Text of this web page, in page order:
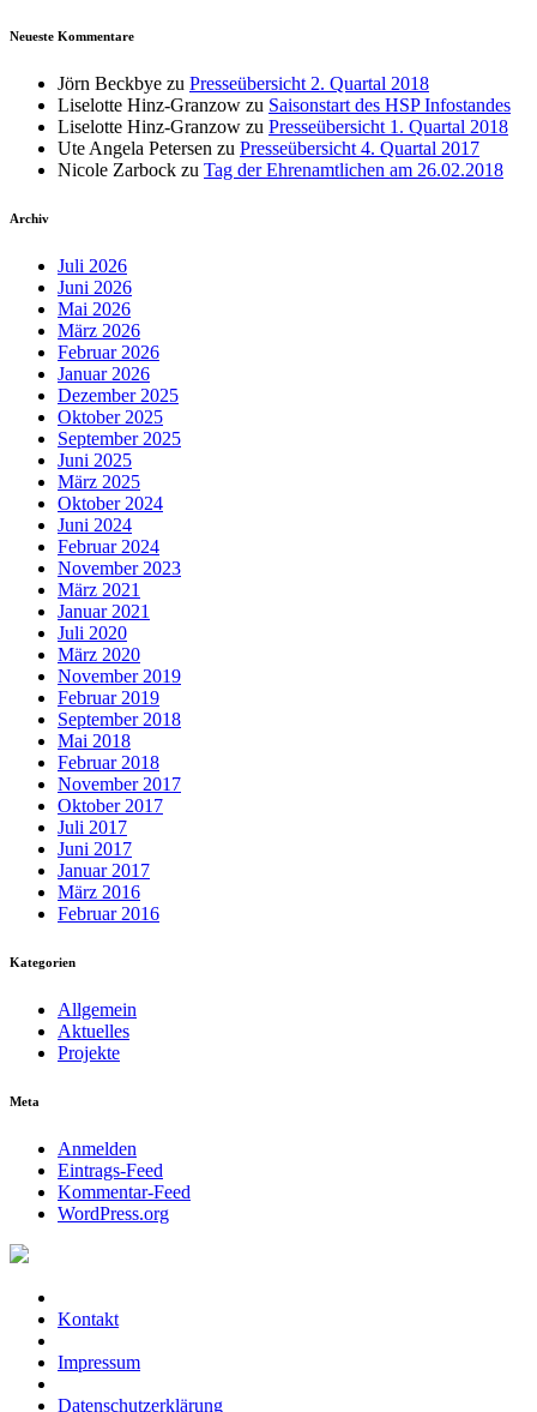
Neueste Kommentare
Jörn Beckbye zu Presseübersicht 2. Quartal 2018
Liselotte Hinz-Granzow zu Saisonstart des HSP Infostandes
Liselotte Hinz-Granzow zu Presseübersicht 1. Quartal 2018
Ute Angela Petersen zu Presseübersicht 4. Quartal 2017
Nicole Zarbock zu Tag der Ehrenamtlichen am 26.02.2018
Archiv
Juli 2026
Juni 2026
Mai 2026
März 2026
Februar 2026
Januar 2026
Dezember 2025
Oktober 2025
September 2025
Juni 2025
März 2025
Oktober 2024
Juni 2024
Februar 2024
November 2023
März 2021
Januar 2021
Juli 2020
März 2020
November 2019
Februar 2019
September 2018
Mai 2018
Februar 2018
November 2017
Oktober 2017
Juli 2017
Juni 2017
Januar 2017
März 2016
Februar 2016
Kategorien
Allgemein
Aktuelles
Projekte
Meta
Anmelden
Eintrags-Feed
Kommentar-Feed
WordPress.org
Kontakt
Impressum
Datenschutzerklärung